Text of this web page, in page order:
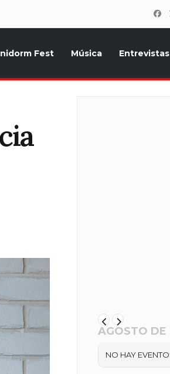
Fest Música Entrevistas
AGOSTO
NO HAY